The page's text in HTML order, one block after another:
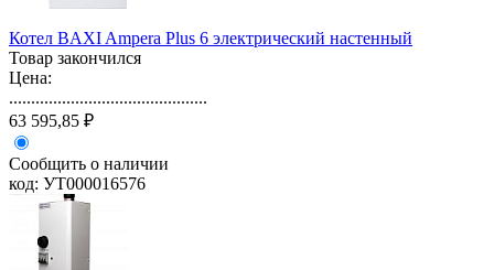
Котел BAXI Ampera Plus 6 электрический настенный
Товар закончился
Цена:
.............................................
63 595,85 ₽
Сообщить о наличии
код: УТ000016576